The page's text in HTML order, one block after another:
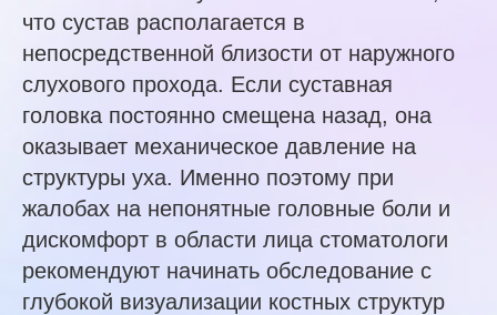
что сустав располагается в
непосредственной близости от наружного
слухового прохода. Если суставная
головка постоянно смещена назад, она
оказывает механическое давление на
структуры уха. Именно поэтому при
жалобах на непонятные головные боли и
дискомфорт в области лица стоматологи
рекомендуют начинать обследование с
глубокой визуализации костных структур